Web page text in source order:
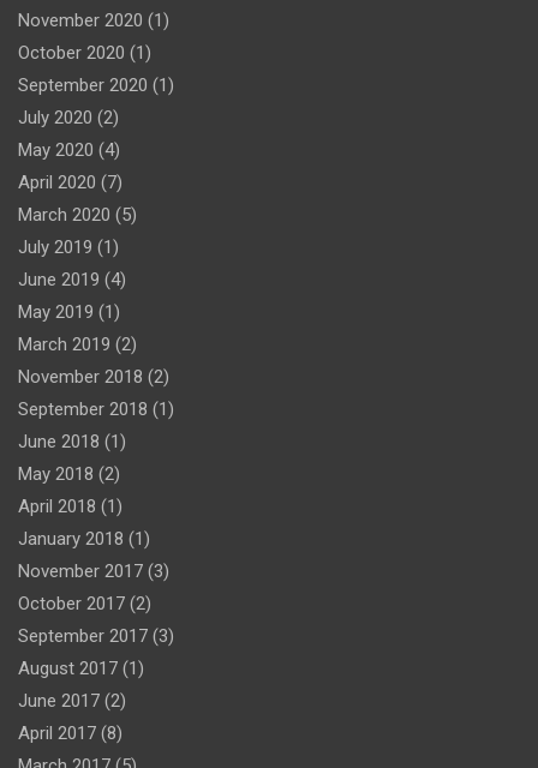
November 2020 (1)
October 2020 (1)
September 2020 (1)
July 2020 (2)
May 2020 (4)
April 2020 (7)
March 2020 (5)
July 2019 (1)
June 2019 (4)
May 2019 (1)
March 2019 (2)
November 2018 (2)
September 2018 (1)
June 2018 (1)
May 2018 (2)
April 2018 (1)
January 2018 (1)
November 2017 (3)
October 2017 (2)
September 2017 (3)
August 2017 (1)
June 2017 (2)
April 2017 (8)